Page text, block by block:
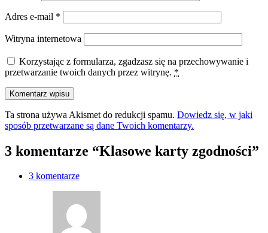
Adres e-mail *
Witryna internetowa
Korzystając z formularza, zgadzasz się na przechowywanie i
przetwarzanie twoich danych przez witrynę. *
Ta strona używa Akismet do redukcji spamu. Dowiedz się, w jaki
sposób przetwarzane są dane Twoich komentarzy.
3 komentarze “Klasowe karty zgodności”
3 komentarze